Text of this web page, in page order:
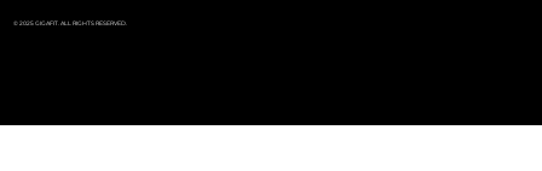
© 2025 GIGAFIT. ALL RIGHTS RESERVED.